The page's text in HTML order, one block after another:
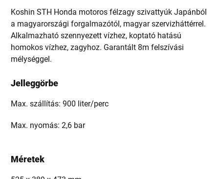
Koshin STH Honda motoros félzagy szivattyúk Japánból
a magyarországi forgalmazótól, magyar szervizháttérrel.
Alkalmazható szennyezett vízhez, koptató hatású
homokos vízhez, zagyhoz. Garantált 8m felszívási
mélységgel.
Jelleggörbe
Max. szállítás: 900 liter/perc
Max. nyomás: 2,6 bar
Méretek